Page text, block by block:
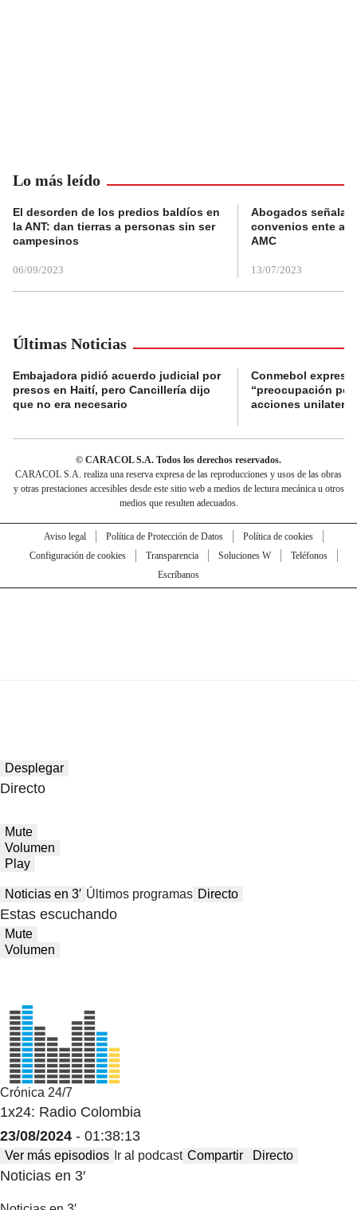
Lo más leído
El desorden de los predios baldíos en
la ANT: dan tierras a personas sin ser
campesinos
06/09/2023
Abogados
convenios ente
AMC
13/07/2023
Últimas Noticias
Embajadora pidió acuerdo judicial por
presos en Haití, pero Cancillería dijo
que no era necesario
Conmebol expresó
“preocupación
acciones
© CARACOL S.A. Todos los derechos reservados.
CARACOL S.A. realiza una reserva expresa de las reproducciones y usos de las obras
y otras prestaciones accesibles desde este sitio web a medios de lectura mecánica u otros
medios que resulten adecuados.
Aviso legal Política de Protección de Datos
Política de cookies
Configuración de cookies
Transparencia Soluciones W
Teléfonos
Escríbanos
Desplegar
Directo
Mute
Volumen
Play
Noticias en 3′ Últimos programas Directo
Estas escuchando
Mute
Volumen
Crónica 24/7
1x24: Radio Colombia
23/08/2024 - 01:38:13
Ver más episodios Ir al podcast Compartir Directo
Noticias en 3′